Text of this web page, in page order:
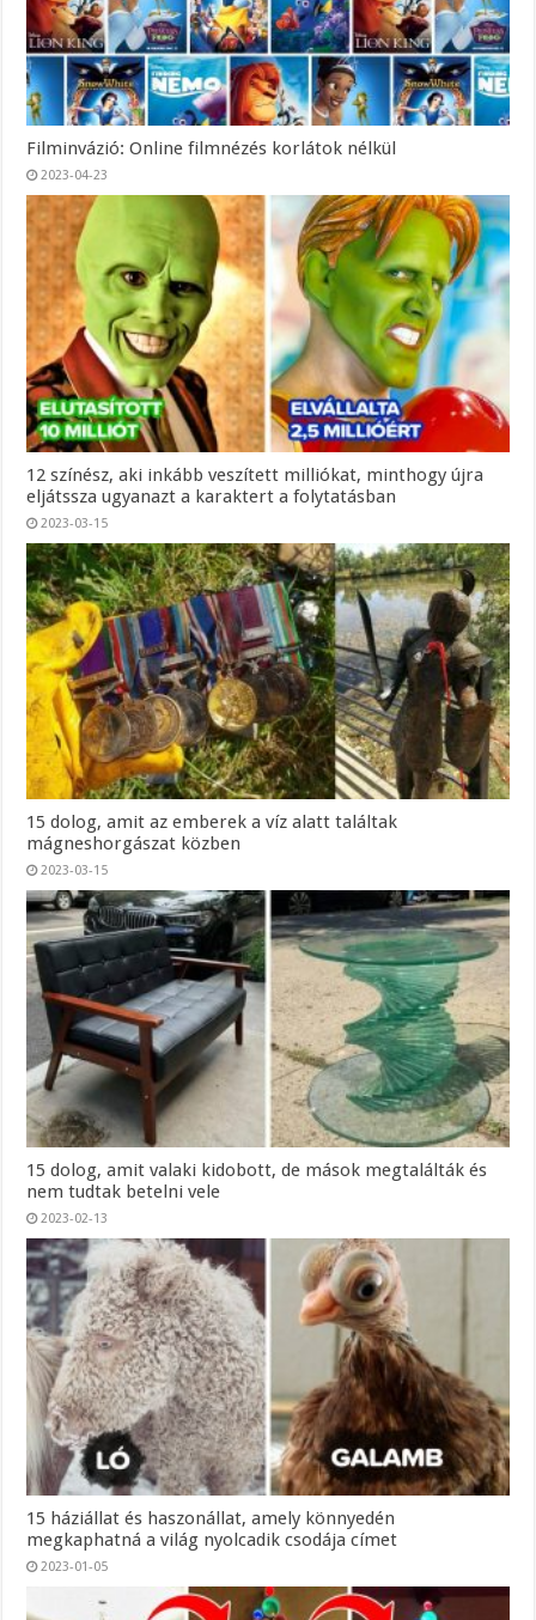
Filminvázió: Online filmnézés korlátok nélkül
2023-04-23
12 színész, aki inkább veszített milliókat, minthogy újra
eljátssza ugyanazt a karaktert a folytatásban
2023-03-15
15 dolog, amit az emberek a víz alatt találtak
mágneshorgászat közben
2023-03-15
15 dolog, amit valaki kidobott, de mások megtalálták és
nem tudtak betelni vele
2023-02-13
15 háziállat és haszonállat, amely könnyedén
megkaphatná a világ nyolcadik csodája címet
2023-01-05